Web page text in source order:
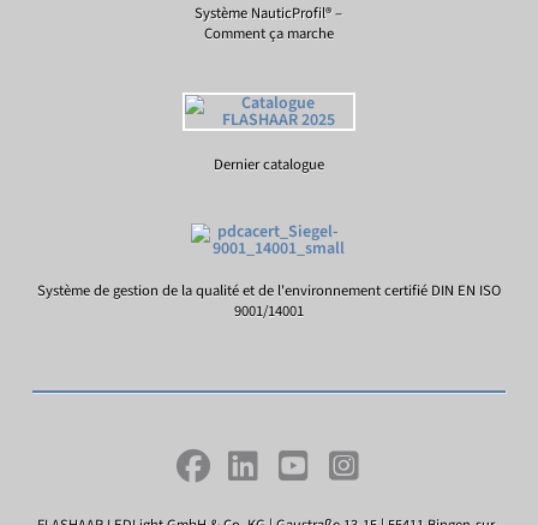
Système NauticProfil® –
Comment ça marche
Dernier catalogue
Système de gestion de la qualité et de l'environnement certifié DIN EN ISO
9001/14001